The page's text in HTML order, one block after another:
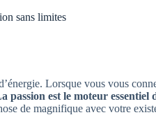
sans limites
Lorsque vous vous
passion est le moteur essentiel
de magnifique avec votre